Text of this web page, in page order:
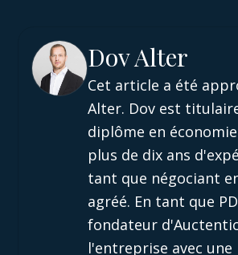
Dov Alter
Cet article a été
Alter. Dov est
diplôme en
plus de dix ans
tant que négociant
agréé. En tant que
fondateur
l'entreprise avec une